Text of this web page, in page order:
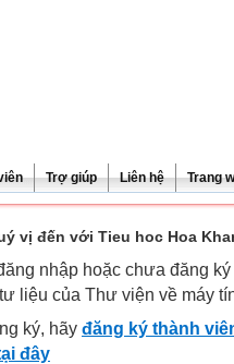
Trợ giúp Liên hệ Trang
vị đến với Tieu hoc Hoa
nhập hoặc chưa đăng
liệu của Thư viện về máy
ký, hãy đăng ký thành
đây